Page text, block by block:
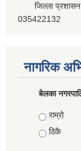
जिल्ला प्रशासन
035422132
नागरिक
बेलका
Choices
राम्रो
ठिकै